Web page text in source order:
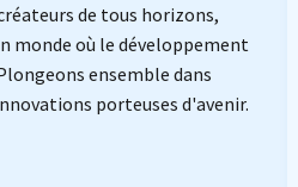
de tous horizons,
monde où le développement
ensemble dans
porteuses d'avenir.